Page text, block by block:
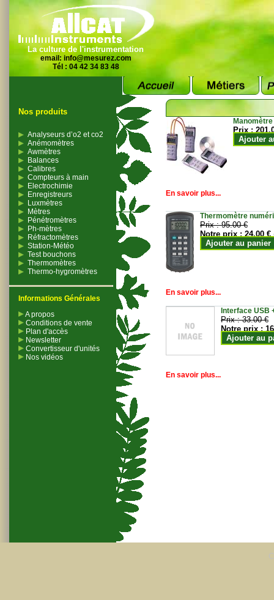
La culture de l'instrumentation
email: info@mesurez.com
Tél : 04 42 34 83 48
Nos produits
Analyseurs d’o2 et co2
Anémomètres
Awmètres
Balances
Calibres
Compteurs à main
Electrochimie
Enregistreurs
Luxmètres
Mètres
Pénétromètres
Ph-mètres
Réfractomètres
Station-Météo
Test bouchons
Thermomètres
Thermo-hygromètres
Informations Générales
A propos
Conditions de vente
Plan d'accès
Newsletter
Convertisseur d'unités
Nos vidéos
Prix :
Ajouter
En savoir plus...
Thermomètre
Prix :95.00 €
Notre prix :24.00 €
Ajouter au panier
En savoir plus...
Interface USB
Prix :33.00 €
Notre prix :
Ajouter au
En savoir plus...